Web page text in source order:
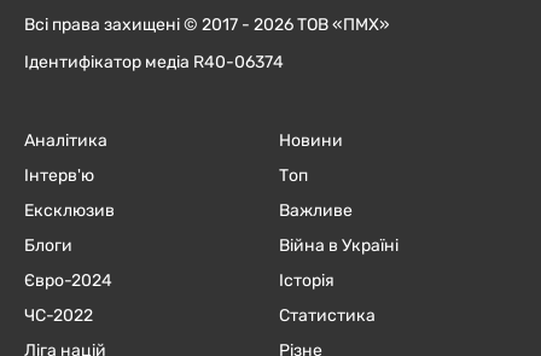
Всі права захищені © 2017 - 2026 ТОВ «ПМХ»
Ідентифікатор медіа R40-06374
Аналітика
Інтерв'ю
Ексклюзив
Блоги
Євро-2024
ЧC-2022
Ліга націй
Новини
Топ
Важливе
Війна в Україні
Історія
Статистика
Різне